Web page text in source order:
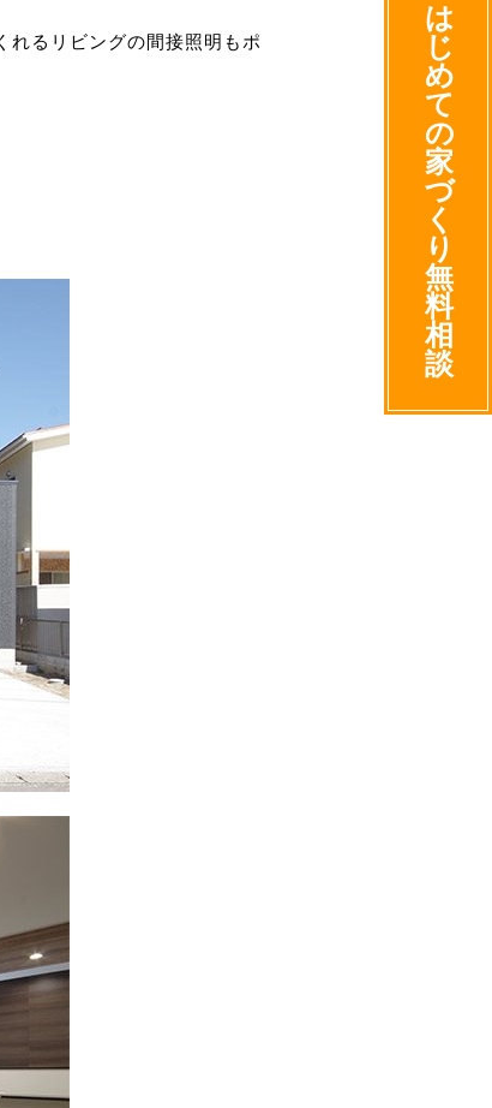
れるリビングの間接照明もポ
は
じ
め
て
の
家
づ
く
り
無
料
相
談